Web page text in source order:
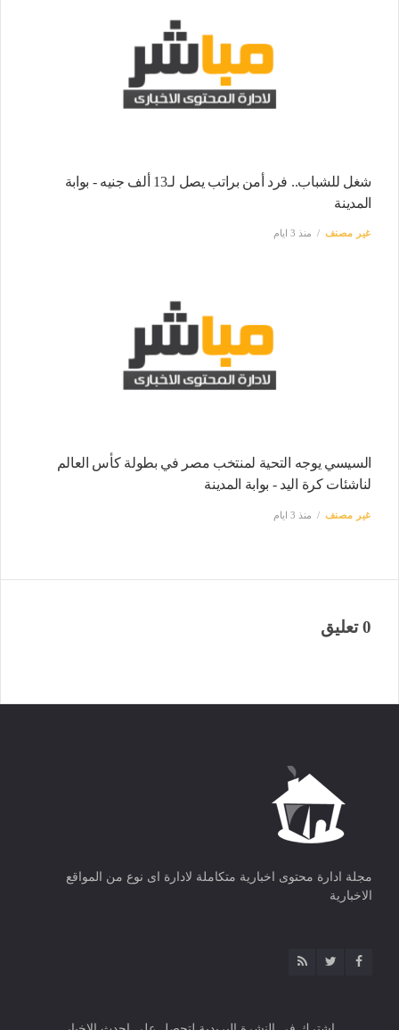
شغل للشباب.. فرد أمن براتب يصل لـ13 ألف جنيه - بوابة
المدينة
غير مصنف منذ 3 ايام
السيسي يوجه التحية لمنتخب مصر في بطولة كأس العالم
لناشئات كرة اليد - بوابة المدينة
غير مصنف منذ 3 ايام
0 تعليق
مجلة ادارة محتوى اخبارية متكاملة لادارة اى نوع من المواقع
الاخبارية